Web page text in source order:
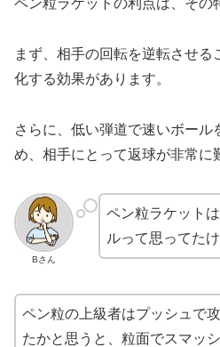
ペン粒ラケットの利点は、その
まず、相手の回転を逆転させる
化する効果があります。
さらに、低い弾道で速いボール
め、相手にとって返球が非常に
Bさん
ペン粒ラケット
ルって思ってた
ペン粒の上級者はプッシュで
たかと思うと、粒面でスマッ